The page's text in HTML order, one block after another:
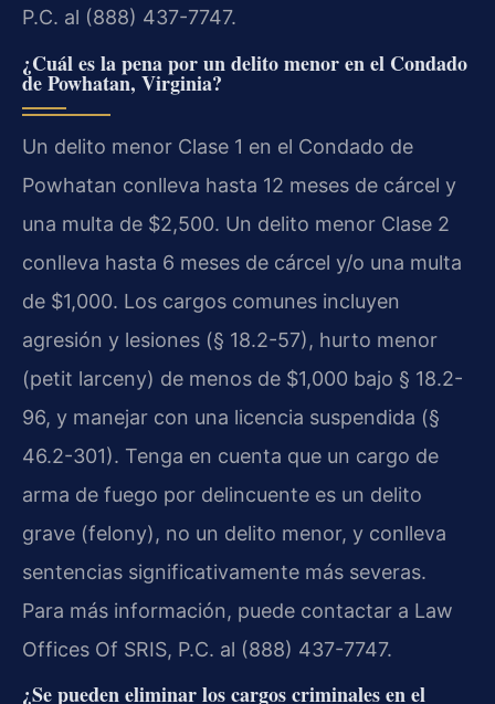
P.C. al (888) 437-7747.
¿Cuál es la pena por un delito menor en el Condado
de Powhatan, Virginia?
Un delito menor Clase 1 en el Condado de
Powhatan conlleva hasta 12 meses de cárcel y
una multa de $2,500. Un delito menor Clase 2
conlleva hasta 6 meses de cárcel y/o una multa
de $1,000. Los cargos comunes incluyen
agresión y lesiones (§ 18.2-57), hurto menor
(petit larceny) de menos de $1,000 bajo § 18.2-
96, y manejar con una licencia suspendida (§
46.2-301). Tenga en cuenta que un cargo de
arma de fuego por delincuente es un delito
grave (felony), no un delito menor, y conlleva
sentencias significativamente más severas.
Para más información, puede contactar a Law
Offices Of SRIS, P.C. al (888) 437-7747.
¿Se pueden eliminar los cargos criminales en el